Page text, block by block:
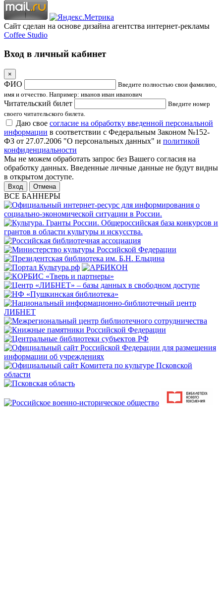
Сайт сделан на основе дизайна агентства интернет-рекламы
Coffee Studio
Вход в личный кабинет
×
ФИО
Введите полностью свои фамилию,
имя и отчество. Например: иванов иван иванович
Читательский билет
Введите номер
своего читательского билета.
Даю свое согласие на обработку введенной персональной
информации в соответствии с Федеральным Законом №152-
ФЗ от 27.07.2006 "О персональных данных" и политикой
конфиденциальности
Мы не можем обработать запрос без Вашего согласия на
обработку данных. Введенные личные данные не будут видны
в открытом доступе.
Отмена
ВСЕ БАННЕРЫ